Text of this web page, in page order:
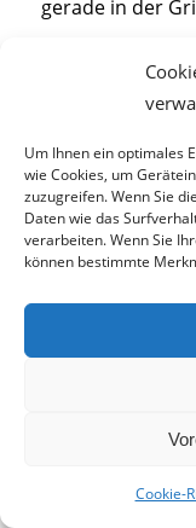
Um Ihnen ein optimales
wie Cookies, um
zuzugreifen. Wenn Sie
Daten wie das
verarbeiten. Wenn Sie
können bestimmte
Cookie-
gerade in der
Materialien.
frisches
Vorrat. Geben
Vorschriften
Stunden
minütige Pause.
benötigen Sie
erfordert. Dabei